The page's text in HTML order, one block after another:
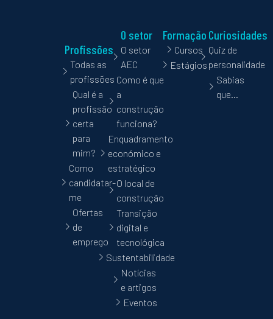
Profissões
Todas as
profissões
Qual é a
profissão
certa
para
mim?
Como
candidatar-
me
Ofertas
de
emprego
O setor
O setor
AEC
Como é que
a
construção
funciona?
Enquadramento
económico e
estratégico
O local de
construção
Transição
digital e
tecnológica
Sustentabilidade
Notícias
e artigos
Eventos
Formação
Cursos
Estágios
Curiosidades
Quiz de
personalidade
Sabias
que…